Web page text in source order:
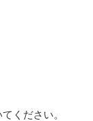
ください。